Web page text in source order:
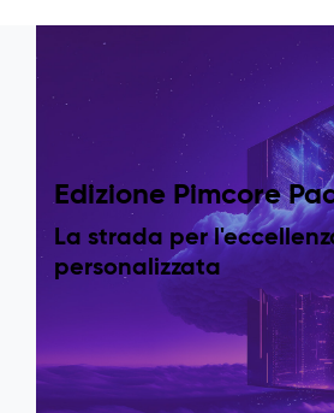
Edizione Pimcore
La strada per
personalizzata